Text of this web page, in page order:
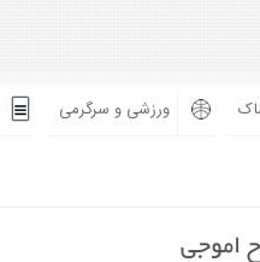
ورزشی و سرگرمی
اموجی